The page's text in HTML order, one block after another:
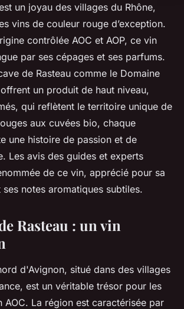
un joyau des villages du Rhône,
vins de couleur rouge d’exception.
contrôlée AOC et AOP, ce vin
par ses cépages et ses parfums.
de Rasteau comme le Domaine
un produit de haut niveau,
qui reflètent le territoire unique de
aux cuvées bio, chaque
une histoire de passion et de
Les avis des guides et experts
de ce vin, apprécié pour sa
notes aromatiques subtiles.
Rasteau : un vin
d'Avignon, situé dans des villages
est un véritable trésor pour les
AOC. La région est caractérisée par